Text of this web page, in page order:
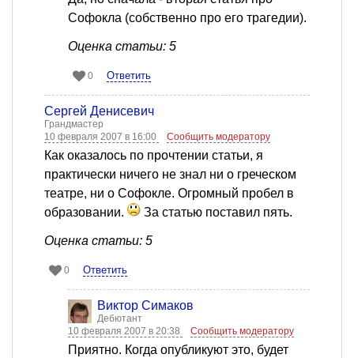
Софокла (собственно про его трагедии).
Оценка статьи: 5
0 Ответить
Сергей Денисевич
Грандмастер
10 февраля 2007 в 16:00
Сообщить модератору
Как оказалось по прочтении статьи, я
практически ничего не знал ни о греческом
театре, ни о Софокле. Огромный пробел в
образовании.
За статью поставил пять.
Оценка статьи: 5
0 Ответить
Виктор Симаков
Дебютант
10 февраля 2007 в 20:38
Сообщить модератору
Приятно. Когда опубликуют это, будет